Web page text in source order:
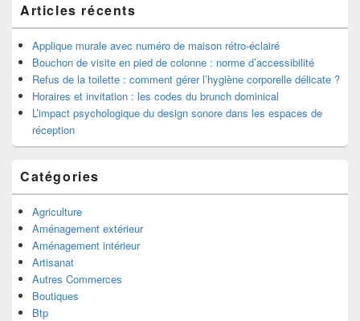
barre
latérale
Articles récents
Applique murale avec numéro de maison rétro-éclairé
Bouchon de visite en pied de colonne : norme d’accessibilité
Refus de la toilette : comment gérer l’hygiène corporelle délicate ?
Horaires et invitation : les codes du brunch dominical
L’impact psychologique du design sonore dans les espaces de
réception
Catégories
Agriculture
Aménagement extérieur
Aménagement intérieur
Artisanat
Autres Commerces
Boutiques
Btp